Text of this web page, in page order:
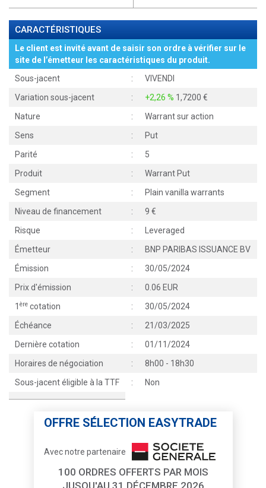
CARACTÉRISTIQUES
Le client est invité avant de saisir son ordre à vérifier sur le
site de l’émetteur les caractéristiques du produit.
Sous-jacent
:
VIVENDI
Variation sous-jacent
: +2,26 % 1,7200
Nature
:
Warrant sur action
Sens
:
Put
Parité
:
5
Produit
:
Warrant Put
Segment
:
Plain vanilla warrants
Niveau de financement
:
9
Risque
:
Leveraged
Émetteur
:
BNP PARIBAS ISSUANCE BV
Émission
:
30/05/2024
Prix d'émission
:
0.06 EUR
1 ère cotation :
30/05/2024
Échéance
:
21/03/2025
Dernière cotation
:
01/11/2024
Horaires de négociation
:
8h00 - 18h30
Sous-jacent éligible à la TTF
: Non
OFFRE SÉLECTION EASYTRADE
Avec notre partenaire
100 ORDRES OFFERTS PAR MOIS
JUSQU'AU 31 DÉCEMBRE 2026